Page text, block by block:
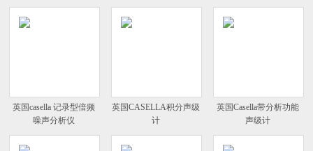
英国casella 记录型倍频
噪声分析仪
英国CASELLA积分声级
计
英国Casella带分析功能
声级计